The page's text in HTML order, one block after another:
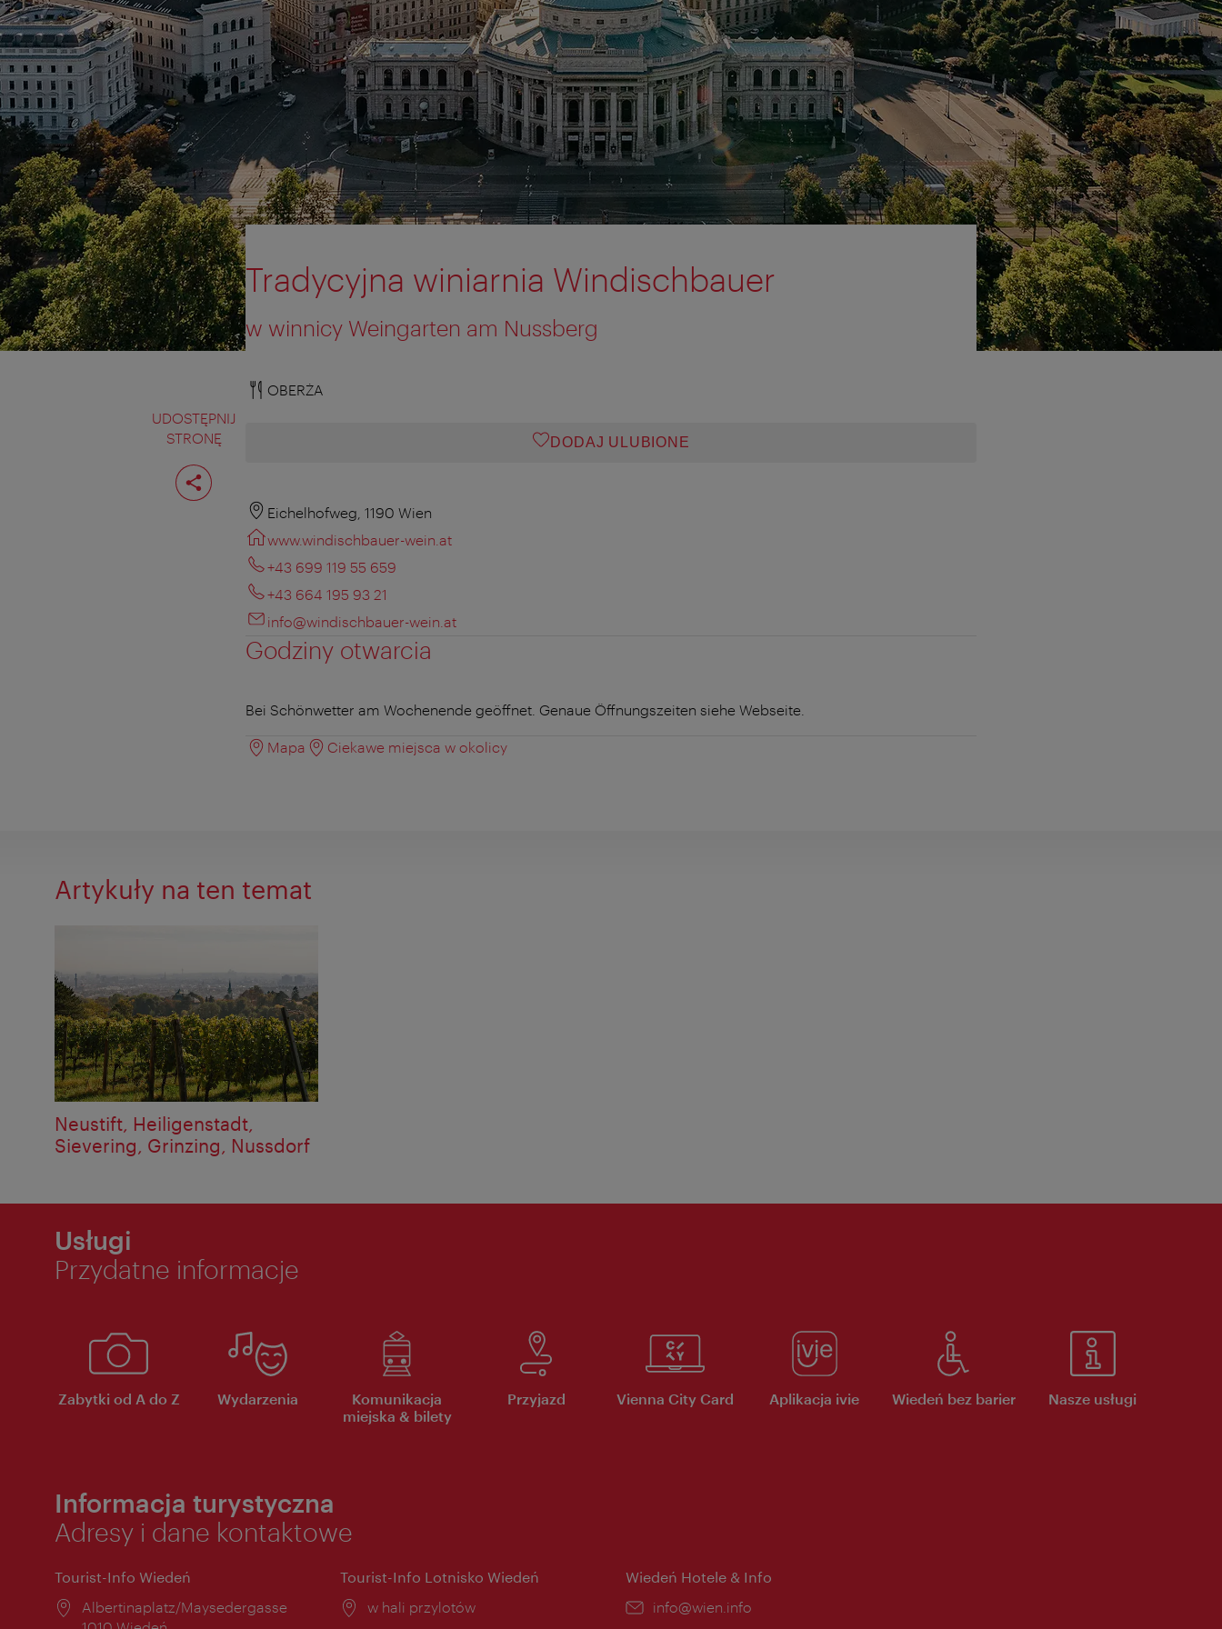
UDOSTĘPNIJ
STRONĘ
Podziel
stronę
Tradycyjna winiarnia Windischbauer
w winnicy Weingarten am Nussberg
OBERŻA
DODAJ ULUBIONE
Eichelhofweg, 1190 Wien
www.windischbauer-wein.at
+43 699 119 55 659
+43 664 195 93 21
info@windischbauer-wein.at
Godziny otwarcia
Bei Schönwetter am Wochenende geöffnet. Genaue Öffnungszeiten siehe Webseite.
Mapa Ciekawe miejsca w okolicy
Artykuły na ten temat
Neustift, Heiligenstadt,
Sievering, Grinzing, Nussdorf
Usługi
Przydatne informacje
Zabytki od A do Z Wydarzenia
Komunikacja
miejska & bilety
Przyjazd Vienna City Card Aplikacja ivie Wiedeń bez barier Nasze usługi
Informacja turystyczna
Adresy i dane kontaktowe
Tourist-Info Wiedeń
Miejsce:
Albertinaplatz/Maysedergasse
Tourist-Info Lotnisko Wiedeń
Miejsce:
w hali przylotów
Wiedeń Hotele & Info
E-
info@wien.info